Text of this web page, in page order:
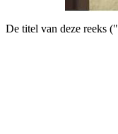
De titel van deze reeks